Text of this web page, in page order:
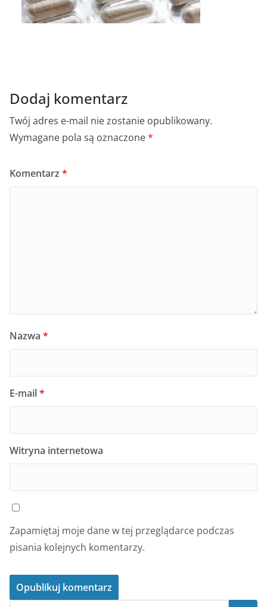
Dodaj komentarz
Twój adres e-mail nie zostanie opublikowany.
Wymagane pola są oznaczone*
Komentarz *
Nazwa *
E-mail*
Witryna internetowa
Zapamiętaj moje dane w tej przeglądarce podczas
pisania kolejnych komentarzy.